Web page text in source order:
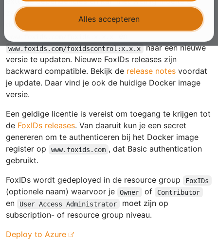
zeer hoge uptime bereiken. FoxIDs wordt geüpdatet
door de twee Docker images
www.foxids.com/foxidscontrol:x.x.x naar een nieuwe
versie te updaten. Nieuwe FoxIDs releases zijn
backward compatible. Bekijk de release notes voordat
je update. Daar vind je ook de huidige Docker image
versie.
Een geldige licentie is vereist om toegang te krijgen tot
de FoxIDs releases. Van daaruit kun je een secret
genereren om te authenticeren bij het Docker image
register op
www.foxids.com , dat Basic authentication
gebruikt.
FoxIDs wordt gedeployed in de resource group
FoxIDs
(optionele naam) waarvoor je Owner of Contributor
en User Access Administrator
moet zijn op
subscription- of resource group niveau.
Deploy to Azure
Alles accepteren